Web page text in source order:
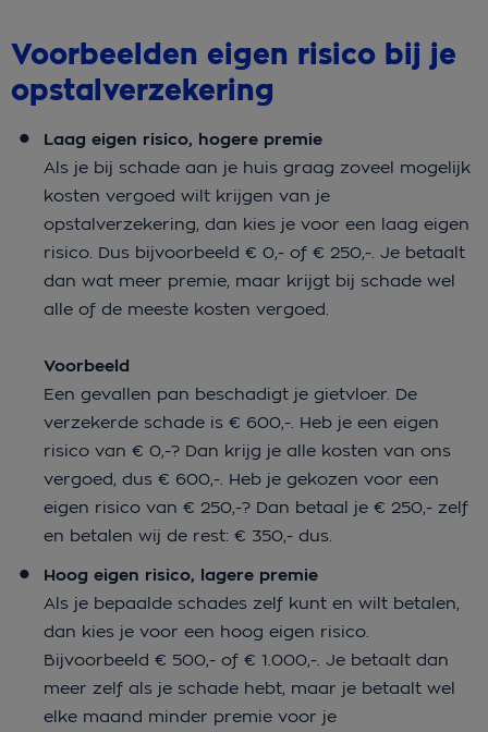
Voorbeelden eigen risico bij je
opstalverzekering
Laag eigen risico, hogere premie
Als je bij schade aan je huis graag zoveel mogelijk
kosten vergoed wilt krijgen van je
opstalverzekering, dan kies je voor een laag eigen
risico. Dus bijvoorbeeld € 0,- of € 250,-. Je betaalt
dan wat meer premie, maar krijgt bij schade wel
alle of de meeste kosten vergoed.
Voorbeeld
Een gevallen pan beschadigt je gietvloer. De
verzekerde schade is € 600,-. Heb je een eigen
risico van € 0,-? Dan krijg je alle kosten van ons
vergoed, dus € 600,-. Heb je gekozen voor een
eigen risico van € 250,-? Dan betaal je € 250,- zelf
en betalen wij de rest: € 350,- dus.
Hoog eigen risico, lagere premie
Als je bepaalde schades zelf kunt en wilt betalen,
dan kies je voor een hoog eigen risico.
Bijvoorbeeld € 500,- of € 1.000,-. Je betaalt dan
meer zelf als je schade hebt, maar je betaalt wel
elke maand minder premie voor je